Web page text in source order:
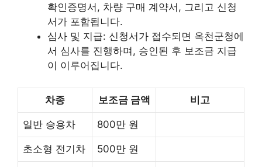
확인증명서, 차량 구매 계약서, 그리고 신청
서가 포함됩니다.
심사 및 지급: 신청서가 접수되면 옥천군청에
서 심사를 진행하며, 승인된 후 보조금 지급
이 이루어집니다.
차종 보조금 금액 비고
일반 승용차 800만 원
초소형 전기차 500만 원